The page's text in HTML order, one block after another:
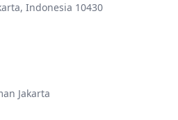
Indonesia 10430
Jakarta